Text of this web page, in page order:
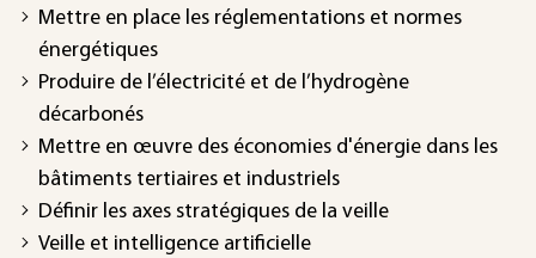
Mettre en place les réglementations et normes
énergétiques
Produire de l’électricité et de l’hydrogène
décarbonés
Mettre en œuvre des économies d'énergie dans les
bâtiments tertiaires et industriels
Définir les axes stratégiques de la veille
Veille et intelligence artificielle